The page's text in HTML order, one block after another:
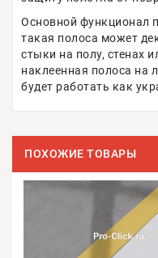
Основной функционал
такая полоса может
стыки на полу, стенах
наклеенная полоса на
будет работать как
ПОХОЖИЕ ТОВАРЫ